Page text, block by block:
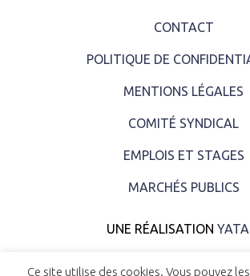
CONTACT
POLITIQUE DE
MENTIONS LÉGALES
COMITÉ SYNDICAL
EMPLOIS ET STAGES
MARCHÉS PUBLICS
UNE RÉALISATION
Ce site utilise des cookies. Vous pouvez